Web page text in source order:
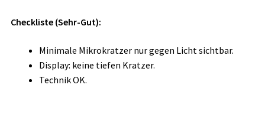
Checkliste (Sehr-Gut):
Minimale Mikrokratzer nur gegen Licht sichtbar.
Display: keine tiefen Kratzer.
Technik OK.